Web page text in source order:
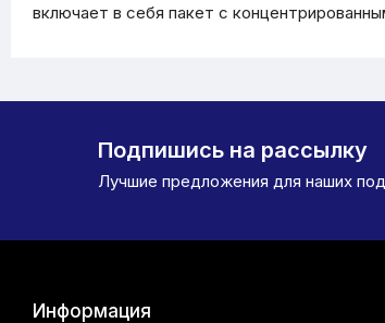
включает в себя пакет с
Подпишись на рассылку
Лучшие предложения для наших
Информация